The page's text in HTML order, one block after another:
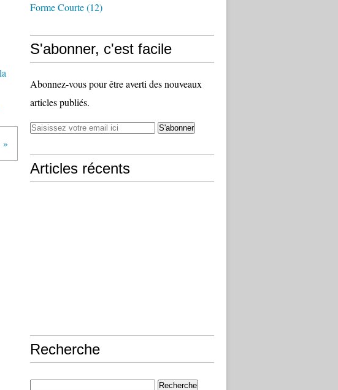
Forme Courte(12)
S'abonner, c'est facile
Abonnez-vous pour être averti des nouveaux
articles publiés.
Articles récents
Recherche